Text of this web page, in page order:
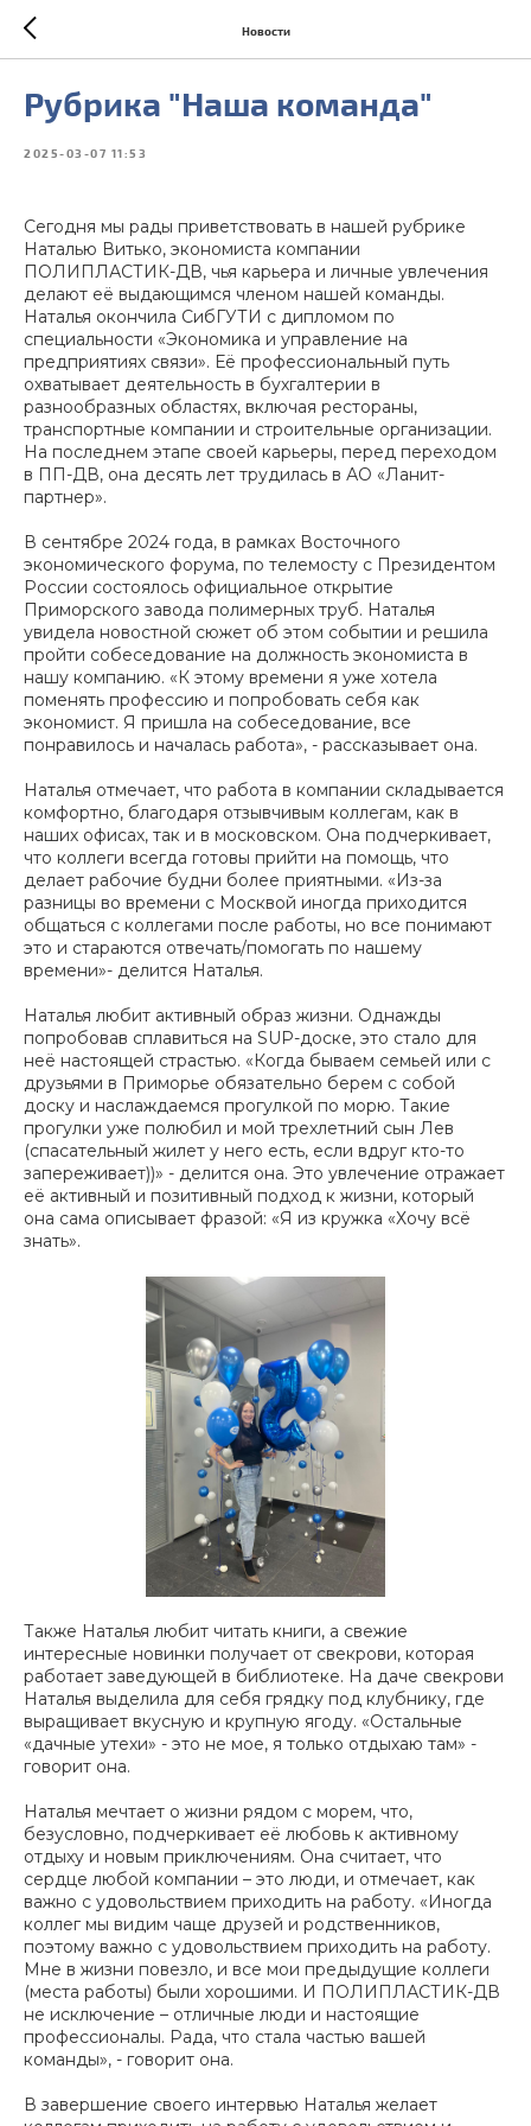
Новости
Рубрика "Наша команда"
2025-03-07 11:53
Сегодня мы рады приветствовать в нашей рубрике
Наталью Витько, экономиста компании
ПОЛИПЛАСТИК-ДВ, чья карьера и личные увлечения
делают её выдающимся членом нашей команды.
Наталья окончила СибГУТИ с дипломом по
специальности «Экономика и управление на
предприятиях связи». Её профессиональный путь
охватывает деятельность в бухгалтерии в
разнообразных областях, включая рестораны,
транспортные компании и строительные организации.
На последнем этапе своей карьеры, перед переходом
в ПП-ДВ, она десять лет трудилась в АО «Ланит-
партнер».
В сентябре 2024 года, в рамках Восточного
экономического форума, по телемосту с Президентом
России состоялось официальное открытие
Приморского завода полимерных труб. Наталья
увидела новостной сюжет об этом событии и решила
пройти собеседование на должность экономиста в
нашу компанию. «К этому времени я уже хотела
поменять профессию и попробовать себя как
экономист. Я пришла на собеседование, все
понравилось и началась работа», - рассказывает она.
Наталья отмечает, что работа в компании складывается
комфортно, благодаря отзывчивым коллегам, как в
наших офисах, так и в московском. Она подчеркивает,
что коллеги всегда готовы прийти на помощь, что
делает рабочие будни более приятными. «Из-за
разницы во времени с Москвой иногда приходится
общаться с коллегами после работы, но все понимают
это и стараются отвечать/помогать по нашему
времени»- делится Наталья.
Наталья любит активный образ жизни. Однажды
попробовав сплавиться на SUP-доске, это стало для
неё настоящей страстью. «Когда бываем семьей или с
друзьями в Приморье обязательно берем с собой
доску и наслаждаемся прогулкой по морю. Такие
прогулки уже полюбил и мой трехлетний сын Лев
(спасательный жилет у него есть, если вдруг кто-то
запереживает))» - делится она. Это увлечение отражает
её активный и позитивный подход к жизни, который
она сама описывает фразой: «Я из кружка «Хочу всё
знать».
Также Наталья любит читать книги, а свежие
интересные новинки получает от свекрови, которая
работает заведующей в библиотеке. На даче свекрови
Наталья выделила для себя грядку под клубнику, где
выращивает вкусную и крупную ягоду. «Остальные
«дачные утехи» - это не мое, я только отдыхаю там» -
говорит она.
Наталья мечтает о жизни рядом с морем, что,
безусловно, подчеркивает её любовь к активному
отдыху и новым приключениям. Она считает, что
сердце любой компании – это люди, и отмечает, как
важно с удовольствием приходить на работу. «Иногда
коллег мы видим чаще друзей и родственников,
поэтому важно с удовольствием приходить на работу.
Мне в жизни повезло, и все мои предыдущие коллеги
(места работы) были хорошими. И ПОЛИПЛАСТИК-ДВ
не исключение – отличные люди и настоящие
профессионалы. Рада, что стала частью вашей
команды», - говорит она.
В завершение своего интервью Наталья желает